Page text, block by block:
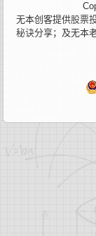
无本创客提供股票
秘诀分享；及无本